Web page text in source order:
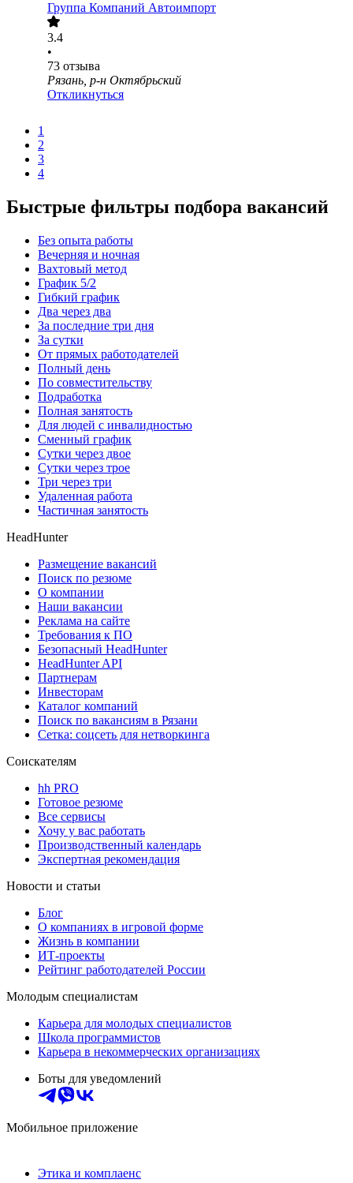
Группа Компаний Автоимпорт
3.4
•
73 отзыва
Рязань, р-н Октябрьский
Откликнуться
1
2
3
4
Быстрые фильтры подбора вакансий
Без опыта работы
Вечерняя и ночная
Вахтовый метод
График 5/2
Гибкий график
Два через два
За последние три дня
За сутки
От прямых работодателей
Полный день
По совместительству
Подработка
Полная занятость
Для людей с инвалидностью
Сменный график
Сутки через двое
Сутки через трое
Три через три
Удаленная работа
Частичная занятость
HeadHunter
Размещение вакансий
Поиск по резюме
О компании
Наши вакансии
Реклама на сайте
Требования к ПО
Безопасный HeadHunter
HeadHunter API
Партнерам
Инвесторам
Каталог компаний
Поиск по вакансиям в Рязани
Сетка: соцсеть для нетворкинга
Соискателям
hh PRO
Готовое резюме
Все сервисы
Хочу у вас работать
Производственный календарь
Экспертная рекомендация
Новости и статьи
Блог
О компаниях в игровой форме
Жизнь в компании
ИТ-проекты
Рейтинг работодателей России
Молодым специалистам
Карьера для молодых специалистов
Школа программистов
Карьера в некоммерческих организациях
Боты для уведомлений
Мобильное приложение
Этика и комплаенс